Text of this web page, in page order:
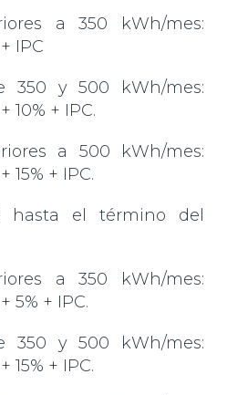
a 350 kWh/mes:
IPC
350 y 500 kWh/mes:
10% + IPC.
a 500 kWh/mes:
15% + IPC.
hasta el término del
a 350 kWh/mes:
5% + IPC.
350 y 500 kWh/mes:
15% + IPC.